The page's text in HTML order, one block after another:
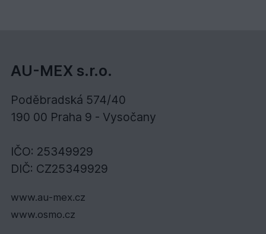
AU-MEX s.r.o.
Poděbradská 574/40
190 00 Praha 9 - Vysočany
IČO: 25349929
DIČ: CZ25349929
www.au-mex.cz
www.osmo.cz